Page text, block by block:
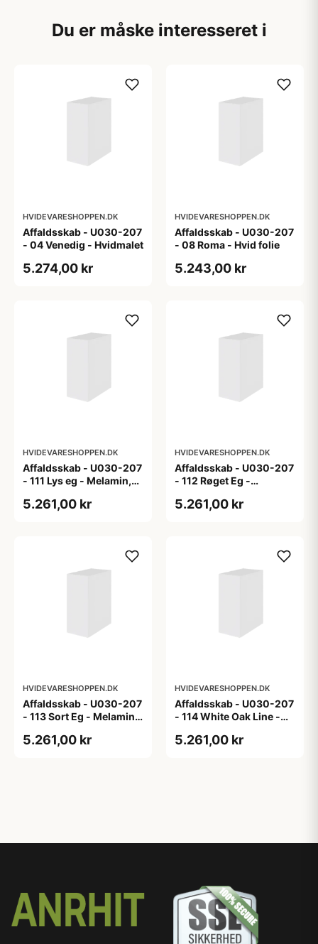
Du er måske interesseret i
HVIDEVARESHOPPEN.DK
Affaldsskab - U030-207
- 04 Venedig - Hvidmalet
5.274,00 kr
HVIDEVARESHOPPEN.DK
Affaldsskab - U030-207
- 08 Roma - Hvid folie
5.243,00 kr
HVIDEVARESHOPPEN.DK
Affaldsskab - U030-207
- 111 Lys eg - Melamin,
5.261,00 kr
HVIDEVARESHOPPEN.DK
Affaldsskab - U030-207
- 112 Røget Eg -
5.261,00 kr
HVIDEVARESHOPPEN.DK
Affaldsskab - U030-207
- 113 Sort Eg - Melamin,
5.261,00 kr
HVIDEVARESHOPPEN.DK
Affaldsskab - U030-207
- 114 White Oak Line -
5.261,00 kr